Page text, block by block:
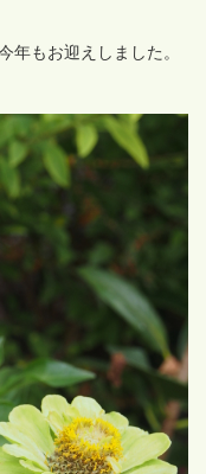
年もお迎えしました。